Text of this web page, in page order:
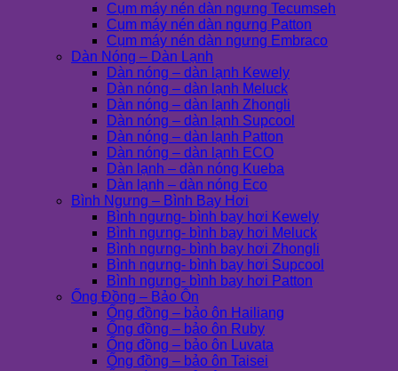
Cụm máy nén dàn ngưng Tecumseh
Cụm máy nén dàn ngưng Patton
Cụm máy nén dàn ngưng Embraco
Dàn Nóng – Dàn Lạnh
Dàn nóng – dàn lạnh Kewely
Dàn nóng – dàn lạnh Meluck
Dàn nóng – dàn lạnh Zhongli
Dàn nóng – dàn lạnh Supcool
Dàn nóng – dàn lạnh Patton
Dàn nóng – dàn lạnh ECO
Dàn lạnh – dàn nóng Kueba
Dàn lạnh – dàn nóng Eco
Bình Ngưng – Bình Bay Hơi
Bình ngưng- bình bay hơi Kewely
Bình ngưng- bình bay hơi Meluck
Bình ngưng- bình bay hơi Zhongli
Bình ngưng- bình bay hơi Supcool
Bình ngưng- bình bay hơi Patton
Ống Đồng – Bảo Ôn
Ống đồng – bảo ôn Hailiang
Ống đồng – bảo ôn Ruby
Ống đồng – bảo ôn Luvata
Ống đồng – bảo ôn Taisei